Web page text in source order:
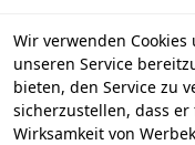
Wir verwenden
unseren Service
bieten, den Service zu
sicherzustellen, dass
Wirksamkeit von